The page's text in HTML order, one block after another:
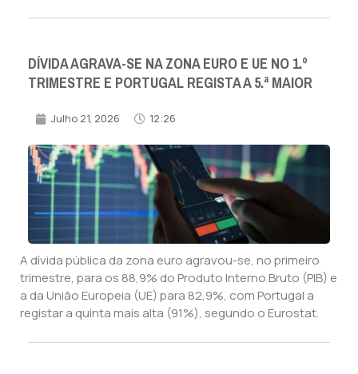
DÍVIDA AGRAVA-SE NA ZONA EURO E UE NO 1.º
TRIMESTRE E PORTUGAL REGISTA A 5.ª MAIOR
Julho 21, 2026 12:26
A dívida pública da zona euro agravou-se, no primeiro
trimestre, para os 88,9% do Produto Interno Bruto (PIB) e
a da União Europeia (UE) para 82,9%, com Portugal a
registar a quinta mais alta (91%), segundo o Eurostat.